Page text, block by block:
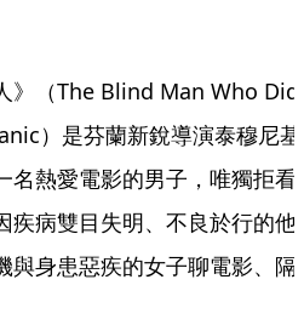
》（The Blind Man Who Did
）是芬蘭新銳導演泰穆尼基
名熱愛電影的男子，唯獨拒看
疾病雙目失明、不良於行的他
與身患惡疾的女子聊電影、隔